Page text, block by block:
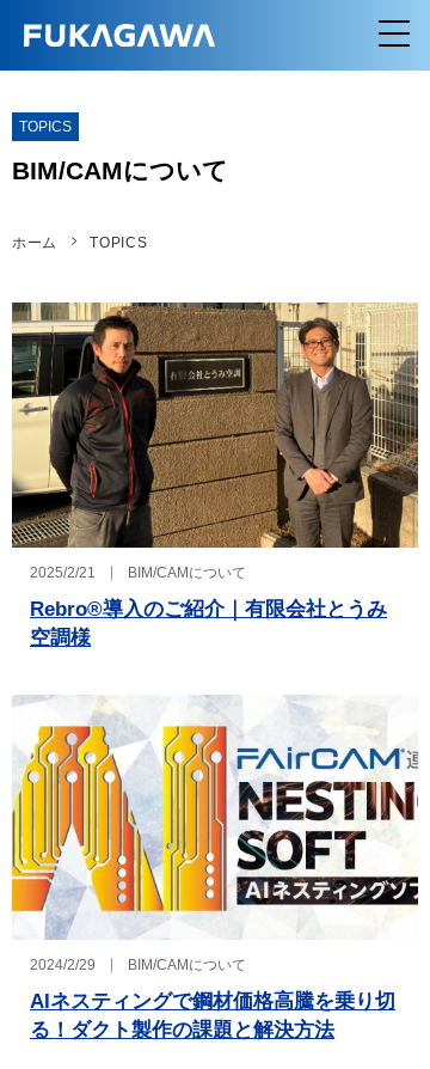
TOPICS
BIM/CAMについて
ホーム TOPICS
2025/2/21 BIM/CAMについて
Rebro®導入のご紹介｜有限会社とうみ
空調様
2024/2/29 BIM/CAMについて
AIネスティングで鋼材価格高騰を乗り切
る！ダクト製作の課題と解決方法